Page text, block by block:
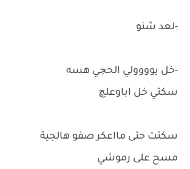
-لعد شنو
-خل يوووولي الحچي هسه
سكتي خل اباوعلچ
سكتت حتى مااعكر صفو هالجية
مسح على رموشي